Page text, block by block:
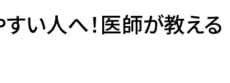
すい人へ！医師が教える